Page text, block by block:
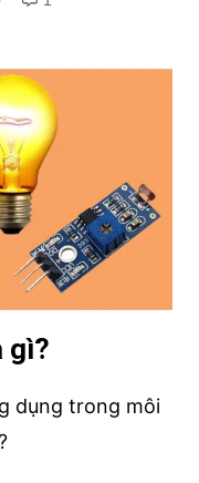
gì?
dụng trong môi